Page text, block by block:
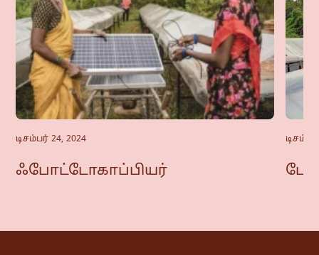
டிசம்பர் 24, 2024
ஃபோட்டோகாப்பியர்